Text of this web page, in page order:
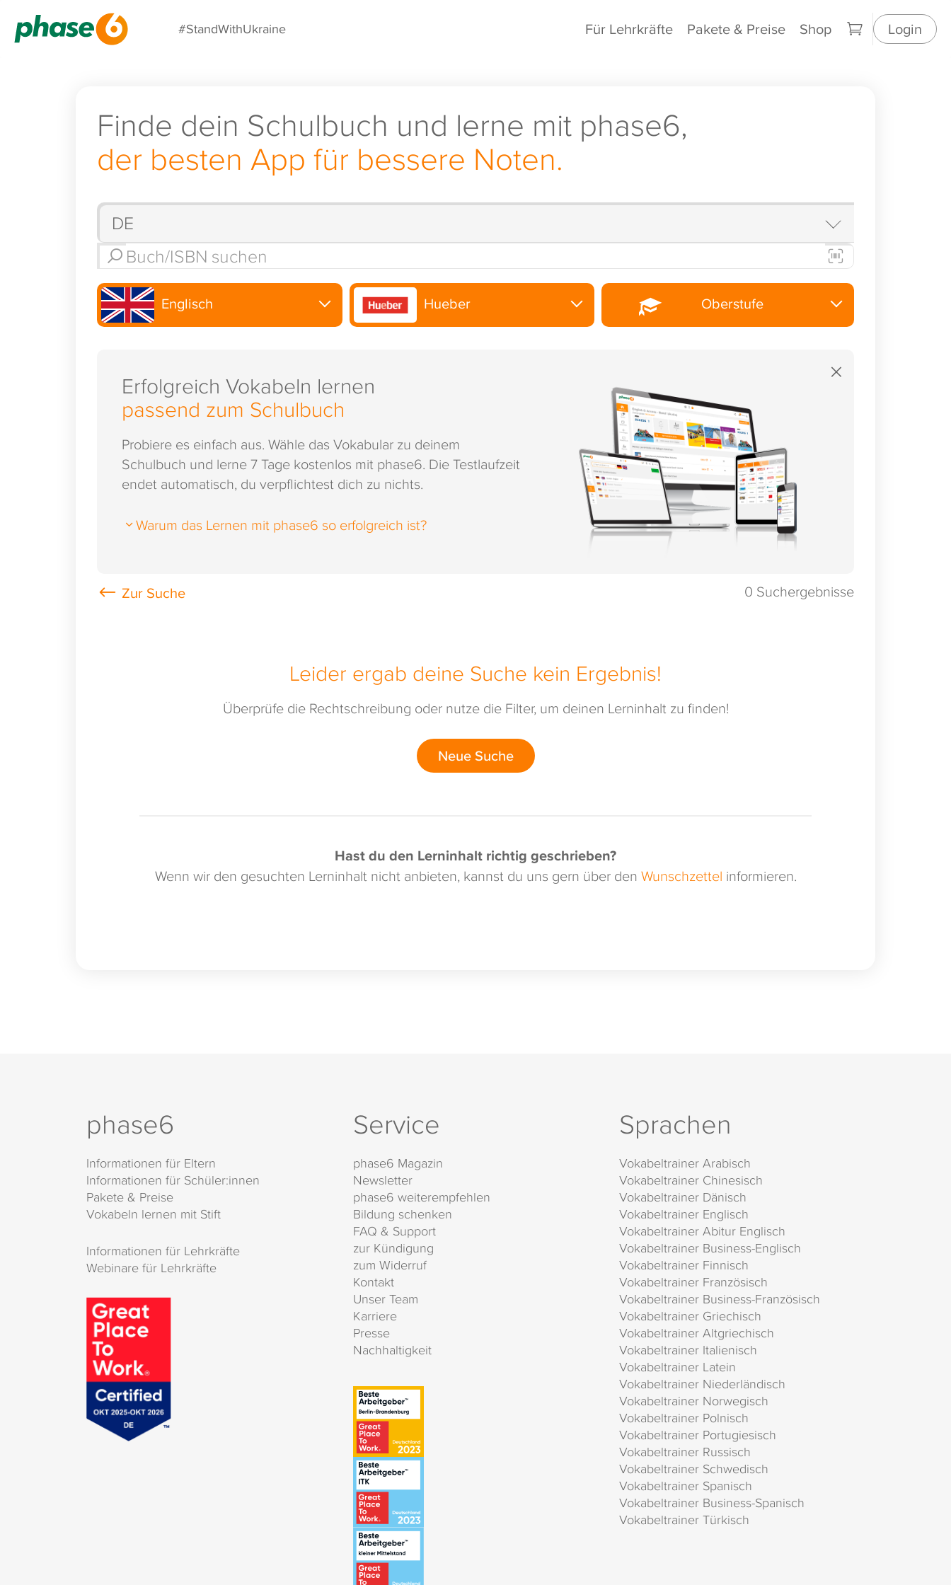
#StandWithUkraine Für Lehrkräfte Pakete & Preise Shop Login
Finde dein Schulbuch und lerne mit phase6,
der besten App für bessere Noten.
Englisch Hueber Oberstufe
×
Erfolgreich Vokabeln lernen
passend zum Schulbuch
Probiere es einfach aus. Wähle das Vokabular zu deinem
Schulbuch und lerne 7 Tage kostenlos mit phase6. Die Testlaufzeit
endet automatisch, du verpflichtest dich zu nichts.
Warum das Lernen mit phase6 so erfolgreich ist?
0 Suchergebnisse
Leider ergab deine Suche kein Ergebnis!
Überprüfe die Rechtschreibung oder nutze die Filter, um deinen Lerninhalt zu finden!
Neue Suche
Hast du den Lerninhalt richtig geschrieben?
Wenn wir den gesuchten Lerninhalt nicht anbieten, kannst du uns gern über den Wunschzettel informieren.
phase6
Informationen für Eltern
Informationen für Schüler:innen
Pakete & Preise
Vokabeln lernen mit Stift
Informationen für Lehrkräfte
Webinare für Lehrkräfte
Service
phase6 Magazin
Newsletter
phase6 weiterempfehlen
Bildung schenken
FAQ & Support
zur Kündigung
zum Widerruf
Kontakt
Unser Team
Karriere
Presse
Nachhaltigkeit
Sprachen
Vokabeltrainer Arabisch
Vokabeltrainer Chinesisch
Vokabeltrainer Dänisch
Vokabeltrainer Englisch
Vokabeltrainer Abitur Englisch
Vokabeltrainer Business-Englisch
Vokabeltrainer Finnisch
Vokabeltrainer Französisch
Vokabeltrainer Business-Französisch
Vokabeltrainer Griechisch
Vokabeltrainer Altgriechisch
Vokabeltrainer Italienisch
Vokabeltrainer Latein
Vokabeltrainer Niederländisch
Vokabeltrainer Norwegisch
Vokabeltrainer Polnisch
Vokabeltrainer Portugiesisch
Vokabeltrainer Russisch
Vokabeltrainer Schwedisch
Vokabeltrainer Spanisch
Vokabeltrainer Business-Spanisch
Vokabeltrainer Türkisch